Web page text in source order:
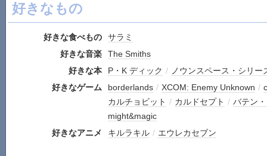
好きなもの
好きな食べもの
サラミ
好きな音楽
The Smiths
好きな本
P・K ディック / ノウンスペース・シリー
好きなゲーム
borderlands / XCOM: Enemy Unknown /
カルチョビット / カルドセプト / バテン
might&magic
好きなアニメ
キルラキル / エウレカセブン